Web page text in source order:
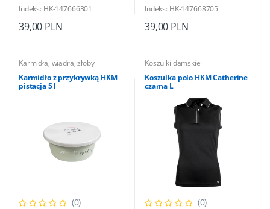
Indeks: HK-147666301
39,00 PLN
Indeks: HK-147668705
39,00 PLN
Karmidła, wiadra, żłoby
Karmidło z przykrywką HKM
pistacja 5 l
(0)
Koszulki damskie
Koszulka polo HKM Catherine
czarna L
(0)